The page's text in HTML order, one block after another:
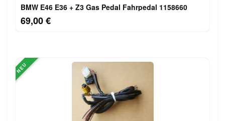
BMW E46 E36 + Z3 Gas Pedal Fahrpedal 1158660
69,00 €
NEU